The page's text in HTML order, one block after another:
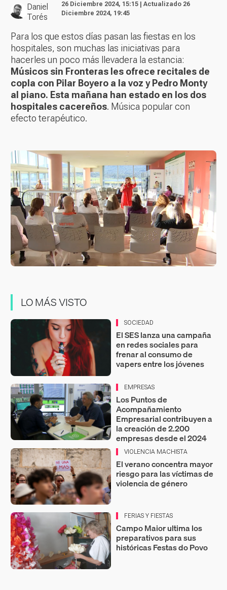
Daniel
Torés
26 Diciembre 2024, 15:15 | Actualizado 26
Diciembre 2024, 19:45
Para los que estos días pasan las fiestas en los
hospitales, son muchas las iniciativas para
hacerles un poco más llevadera la estancia:
Músicos sin Fronteras les ofrece recitales de
copla con Pilar Boyero a la voz y Pedro Monty
al piano. Esta mañana han estado en los dos
hospitales cacereños. Música popular con
efecto terapéutico.
LO MÁS VISTO
SOCIEDAD
El SES lanza una campaña
en redes sociales para
frenar al consumo de
vapers entre los jóvenes
EMPRESAS
Los Puntos de
Acompañamiento
Empresarial contribuyen a
la creación de 2.200
empresas desde el 2024
VIOLENCIA MACHISTA
El verano concentra mayor
riesgo para las víctimas de
violencia de género
FERIAS Y FIESTAS
Campo Maior ultima los
preparativos para sus
históricas Festas do Povo